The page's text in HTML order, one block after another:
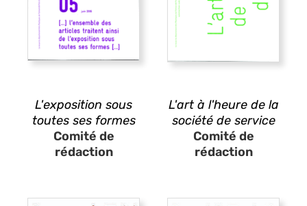
L'exposition sous
toutes ses formes
Comité de
rédaction
L'art à l'heure de la
société de service
Comité de
rédaction